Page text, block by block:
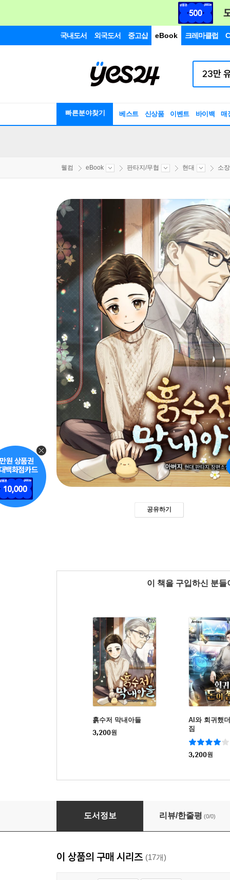
국내도서 외국도서 중고샵 eBook 크레마클럽
빠른분야찾기 베스트 신상품 이벤트 바이백 매
웰컴 eBook 판타지/무협 현대 소장
공유하기
이 책을 구입하신 분
흙수저 막내아들
3,200원
AI와 회귀했
짐
3,200원
흙수저 막내아들 08권
도서정보 리뷰/한줄평 (0/0)
이 상품의 구매 시리즈 (17개)